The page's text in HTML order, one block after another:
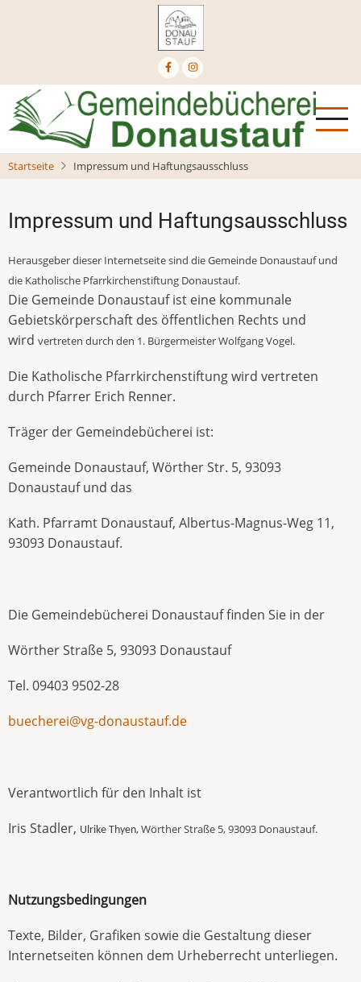
Startseite Impressum und Haftungsausschluss
Impressum und Haftungsausschluss
Herausgeber dieser Internetseite sind die Gemeinde Donaustauf und
die Katholische Pfarrkirchenstiftung Donaustauf.
Die Gemeinde Donaustauf ist eine kommunale
Gebietskörperschaft des öffentlichen Rechts und
wird vertreten durch den 1. Bürgermeister Wolfgang Vogel.
Die Katholische Pfarrkirchenstiftung wird vertreten
durch Pfarrer Erich Renner.
Träger der Gemeindebücherei ist:
Gemeinde Donaustauf, Wörther Str. 5, 93093
Donaustauf und das
Kath. Pfarramt Donaustauf, Albertus-Magnus-Weg 11,
93093 Donaustauf.
Die Gemeindebücherei Donaustauf finden Sie in der
Wörther Straße 5, 93093 Donaustauf
Tel. 09403 9502-28
buecherei@vg-donaustauf.de
Verantwortlich für den Inhalt ist
Iris Stadler, Ulrike Thyen, Wörther Straße 5, 93093 Donaustauf.
Nutzungsbedingungen
Texte, Bilder, Grafiken sowie die Gestaltung dieser
Internetseiten können dem Urheberrecht unterliegen.